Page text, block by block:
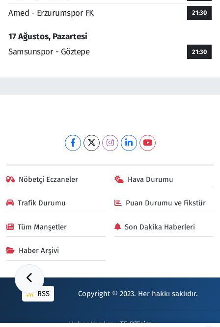
Amed - Erzurumspor FK 21:30
17 Ağustos, Pazartesi
Samsunspor - Göztepe
21:30
Nöbetçi Eczaneler Hava Durumu
Trafik Durumu Puan Durumu ve Fikstür
Tüm Manşetler Son Dakika Haberleri
Haber Arşivi
RSS Copyright © 2023. Her hakkı saklıdır.
Haber Yazılımı:TE Bilişim